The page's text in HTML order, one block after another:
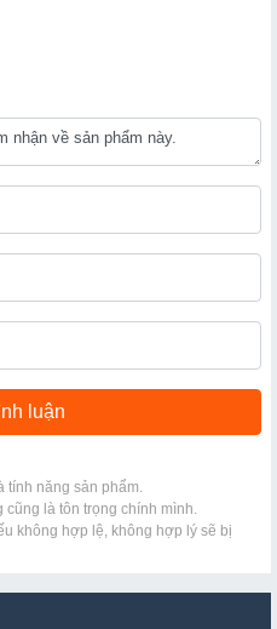
tính năng sản phẩm.
là tôn trọng chính mình.
không hợp lệ, không hợp lý sẽ bị